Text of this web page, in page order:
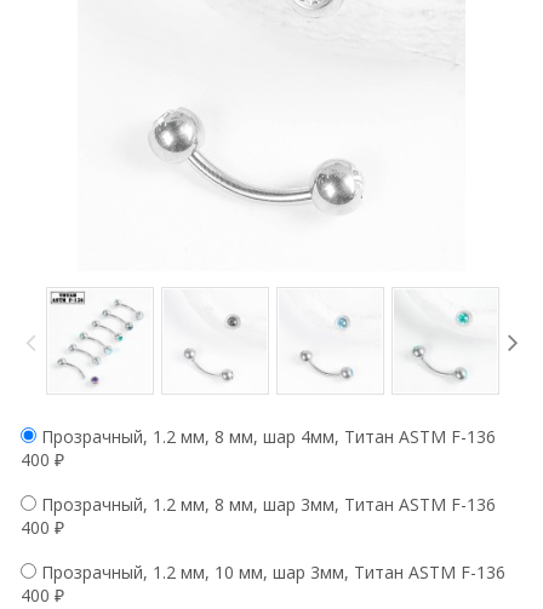
Прозрачный, 1.2 мм, 8 мм, шар 4мм, Титан ASTM F-136
400 ₽
Прозрачный, 1.2 мм, 8 мм, шар 3мм, Титан ASTM F-136
400 ₽
Прозрачный, 1.2 мм, 10 мм, шар 3мм, Титан ASTM F-136
400 ₽